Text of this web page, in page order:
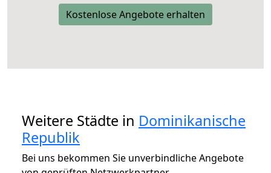
Kostenlose Angebote erhalten
Weitere Städte in Dominikanische
Republik
Bei uns bekommen Sie unverbindliche Angebote